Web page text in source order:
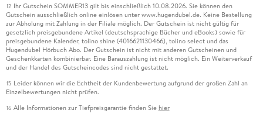
12 Ihr Gutschein SOMMER13 gilt bis einschließlich 10.08.2026. Sie können den
Gutschein ausschließlich online einlösen unter www.hugendubel.de. Keine Bestellung
zur Abholung mit Zahlung in der Filiale möglich. Der Gutschein ist nicht gültig für
gesetzlich preisgebundene Artikel (deutschsprachige Bücher und eBooks) sowie für
preisgebundene Kalender, tolino shine (4016621130466), tolino select und das
Hugendubel Hörbuch Abo. Der Gutschein ist nicht mit anderen Gutscheinen und
Geschenkkarten kombinierbar. Eine Barauszahlung ist nicht möglich. Ein Weiterverkauf
und der Handel des Gutscheincodes sind nicht gestattet.
15 Leider können wir die Echtheit der Kundenbewertung aufgrund der großen Zahl an
Einzelbewertungen nicht prüfen.
16 Alle Informationen zur Tiefpreisgarantie finden Sie hier